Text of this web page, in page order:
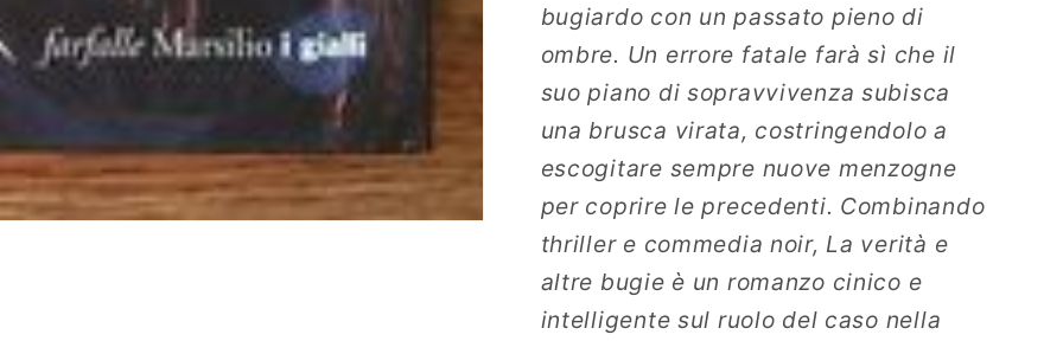
bugiardo con un passato pieno di
ombre. Un errore fatale farà sì che il
suo piano di sopravvivenza subisca
una brusca virata, costringendolo a
escogitare sempre nuove menzogne
per coprire le precedenti. Combinando
thriller e commedia noir, La verità e
altre bugie è un romanzo cinico e
intelligente sul ruolo del caso nella